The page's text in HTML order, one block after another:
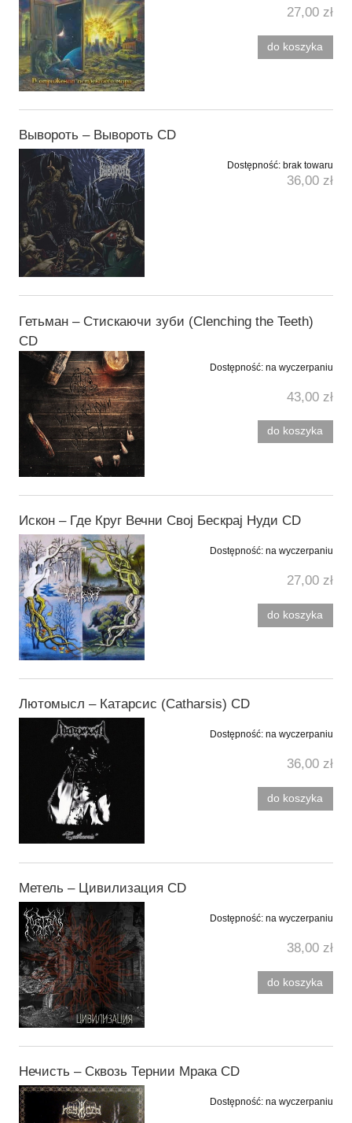
27,00 zł
do koszyka
Вывороть ‎– Вывороть CD
Dostępność: brak towaru
36,00 zł
Гетьман – Стискаючи зуби (Clenching the Teeth)
CD
Dostępność: na wyczerpaniu
43,00 zł
do koszyka
Искон ‎– Где Круг Вечни Своj Бескраj Нуди CD
Dostępność: na wyczerpaniu
27,00 zł
do koszyka
Лютомысл ‎– Катарсис (Catharsis) CD
Dostępność: na wyczerpaniu
36,00 zł
do koszyka
Метель ‎– Цивилизация CD
Dostępność: na wyczerpaniu
38,00 zł
do koszyka
Нечисть ‎– Сквозь Тернии Мрака CD
Dostępność: na wyczerpaniu